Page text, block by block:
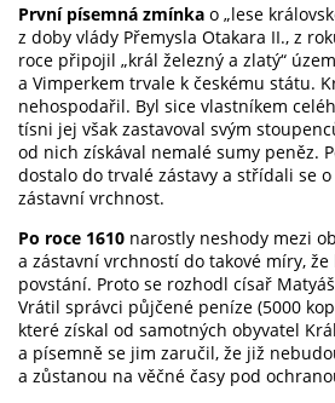
První písemná zmínka o „lese
z doby vlády Přemysla Otakara II., z
roce připojil „král železný a zlatý“
a Vimperkem trvale k českému státu.
nehospodařil. Byl sice vlastníkem
tísni jej však zastavoval svým
od nich získával nemalé sumy peněz.
dostalo do trvalé zástavy a střídali se
zástavní vrchnost.
Po roce 1610 narostly neshody mezi
a zástavní vrchností do takové míry,
povstání. Proto se rozhodl císař
Vrátil správci půjčené peníze (5000
které získal od samotných obyvatel
a písemně se jim zaručil, že již
a zůstanou na věčné časy pod